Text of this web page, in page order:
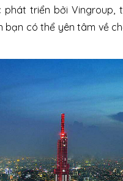
phát triển bởi
bạn có thể yên tâm về